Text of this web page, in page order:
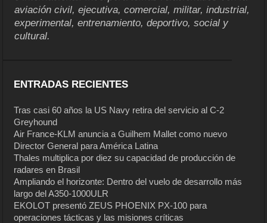
aviación civil, ejecutiva, comercial, militar, industrial,
experimental, entrenamiento, deportivo, social y
cultural.
ENTRADAS RECIENTES
Tras casi 60 años la US Navy retira del servicio al C-2
Greyhound
Air France-KLM anuncia a Guilhem Mallet como nuevo
Director General para América Latina
Thales multiplica por diez su capacidad de producción de
radares en Brasil
Ampliando el horizonte: Dentro del vuelo de desarrollo más
largo del A350-1000ULR
EKOLOT presentó ZEUS PHOENIX PX-100 para
operaciones tácticas y las misiones críticas